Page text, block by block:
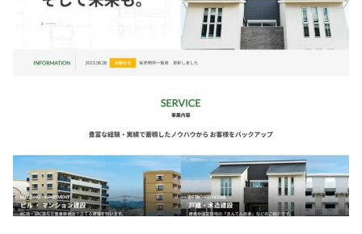
株式会社ホゼナル
CMS導入 / コーディング / デザイン